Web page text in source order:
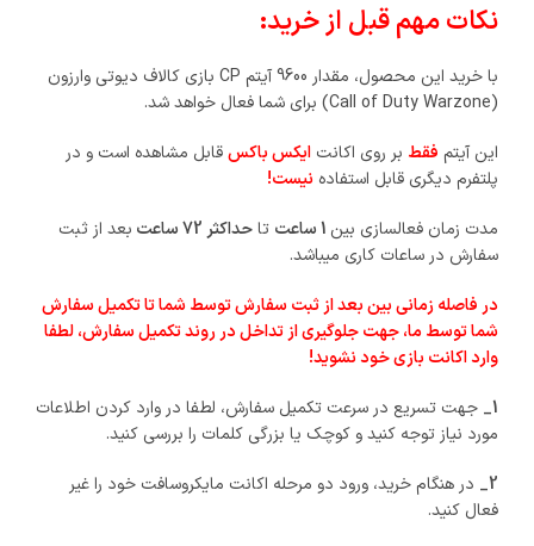
نکات مهم قبل از خرید:
با خرید این محصول، مقدار 9600 آیتم CP بازی کالاف دیوتی وارزون
(Call of Duty Warzone) برای شما فعال خواهد شد.
این آیتم فقط بر روی اکانت ایکس باکسقابل مشاهده است و در
پلتفرم دیگری قابل استفاده نیست!
مدت زمان فعالسازی بین
تاحداکثر 72 ساعت
بعد از ثبت
سفارش در ساعات کاری میباشد.
در فاصله زمانی بین بعد از ثبت سفارش توسط شما تا تکمیل سفارش
شما توسط ما، جهت جلوگیری از تداخل در روند تکمیل سفارش، لطفا
وارد اکانت بازی خود نشوید!
1_ جهت تسریع در سرعت تکمیل سفارش، لطفا در وارد کردن اطلاعات
مورد نیاز توجه کنید و کوچک یا بزرگی کلمات را بررسی کنید.
2_
در هنگام خرید، ورود دو مرحله اکانت مایکروسافت خود را غیر
فعال کنید.